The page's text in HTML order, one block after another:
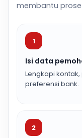
membantu
1
Isi data
Lengkapi
preferensi bank.
2